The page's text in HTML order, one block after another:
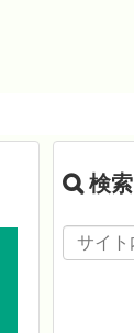
検索